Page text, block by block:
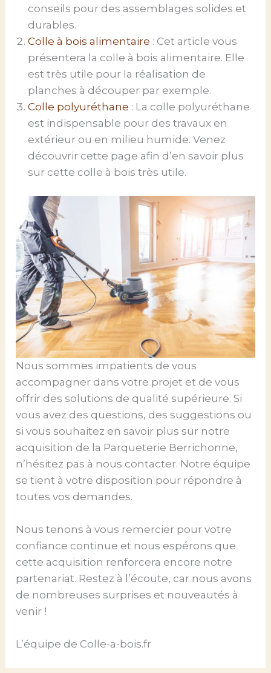
conseils pour des assemblages solides et
durables.
Colle à bois alimentaire : Cet article vous
présentera la colle à bois alimentaire. Elle
est très utile pour la réalisation de
planches à découper par exemple.
Colle polyuréthane : La colle polyuréthane
est indispensable pour des travaux en
extérieur ou en milieu humide. Venez
découvrir cette page afin d’en savoir plus
sur cette colle à bois très utile.
Nous sommes impatients de vous
accompagner dans votre projet et de vous
offrir des solutions de qualité supérieure. Si
vous avez des questions, des suggestions ou
si vous souhaitez en savoir plus sur notre
acquisition de la Parqueterie Berrichonne,
n’hésitez pas à nous contacter. Notre équipe
se tient à votre disposition pour répondre à
toutes vos demandes.
Nous tenons à vous remercier pour votre
confiance continue et nous espérons que
cette acquisition renforcera encore notre
partenariat. Restez à l’écoute, car nous avons
de nombreuses surprises et nouveautés à
venir !
L’équipe de Colle-a-bois.fr